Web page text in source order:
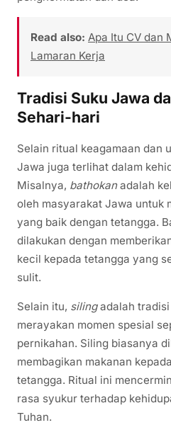
Read also: Apa Itu CV dan
Lamaran Kerja
Tradisi Suku Jawa
Sehari-hari
Selain ritual keagamaan dan
Jawa juga terlihat dalam
Misalnya, bathokanadalah
oleh masyarakat Jawa untuk
yang baik dengan tetangga.
dilakukan dengan
kecil kepada tetangga yang
sulit.
Selain itu, silingadalah tradisi
merayakan momen spesial
pernikahan. Siling biasanya
membagikan makanan
tetangga. Ritual ini
rasa syukur terhadap
Tuhan.